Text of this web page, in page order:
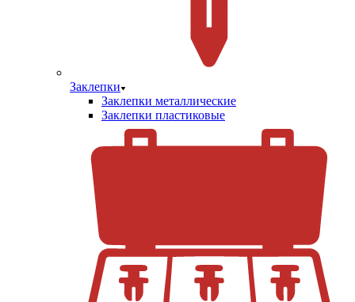
Заклепки
Заклепки металлические
Заклепки пластиковые